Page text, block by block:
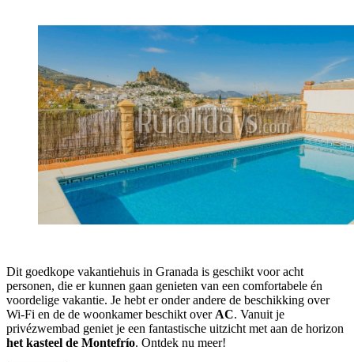
Dit goedkope vakantiehuis in Granada is geschikt voor acht
personen, die er kunnen gaan genieten van een comfortabele én
voordelige vakantie. Je hebt er onder andere de beschikking over
Wi-Fi en de de woonkamer beschikt over AC. Vanuit je
privézwembad geniet je een fantastische uitzicht met aan de horizon
het kasteel de Montefrío. Ontdek nu meer!